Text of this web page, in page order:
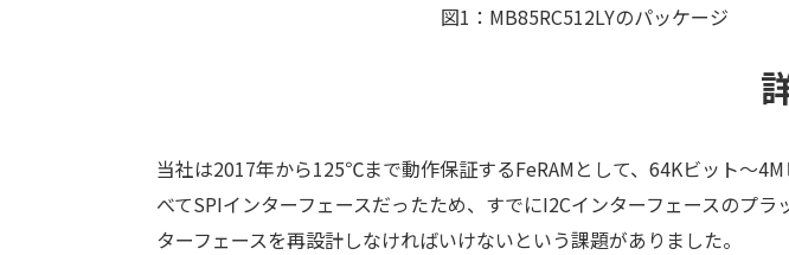
図1：MB85RC512LYのパッケージ
当社は2017年から125℃まで動作保証するFeRAMとして、64Kビット～
べてSPIインターフェースだったため、すでにI2Cインターフェースのプ
ターフェースを再設計しなければいけないという課題がありました。